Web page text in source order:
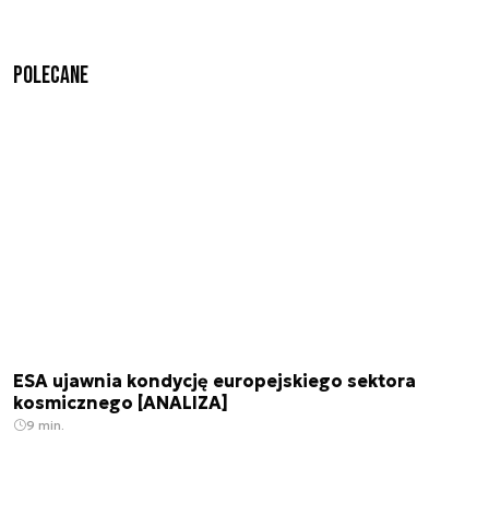
Polecane
ESA ujawnia kondycję europejskiego sektora
kosmicznego [ANALIZA]
9 min.